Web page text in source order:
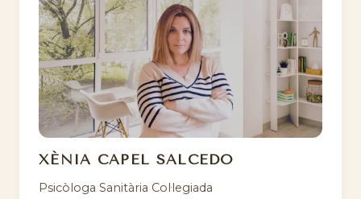
XÈNIA CAPEL SALCEDO
Psicòloga Sanitària Col·legiada